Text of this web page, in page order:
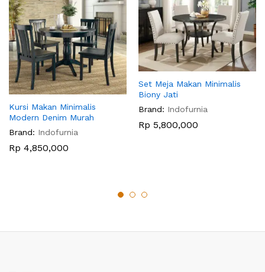
Kursi Makan Minimalis
Modern Denim Murah
Brand: Indofurnia
Rp 4,850,000
Set Meja Makan Minimalis
Biony Jati
Brand: Indofurnia
Rp 5,800,000